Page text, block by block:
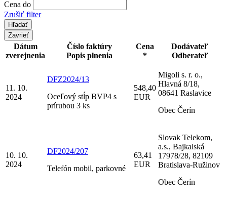
Cena do
Zrušiť filter
Zavrieť
Dátum
zverejnenia
Číslo faktúry
Popis plnenia
Cena
*
Dodávateľ
Odberateľ
11. 10.
2024
DFZ2024/13
Oceľový stĺp BVP4 s
prírubou 3 ks
548,40
EUR
Migoli s. r. o.,
Hlavná 8/18,
08641 Raslavice
Obec Čerín
10. 10.
2024
DF2024/207
Telefón mobil, parkovné
63,41
EUR
Slovak Telekom,
a.s., Bajkalská
17978/28, 82109
Bratislava-Ružinov
Obec Čerín